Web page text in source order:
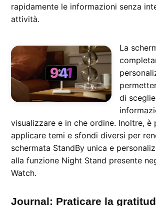
rapidamente le informazioni senza
attività.
La
di
visualizzare e in che ordine. Inoltre, è
applicare temi e sfondi diversi per
schermata StandBy unica e
alla funzione Night Stand presente
Watch.
Journal: Praticare la